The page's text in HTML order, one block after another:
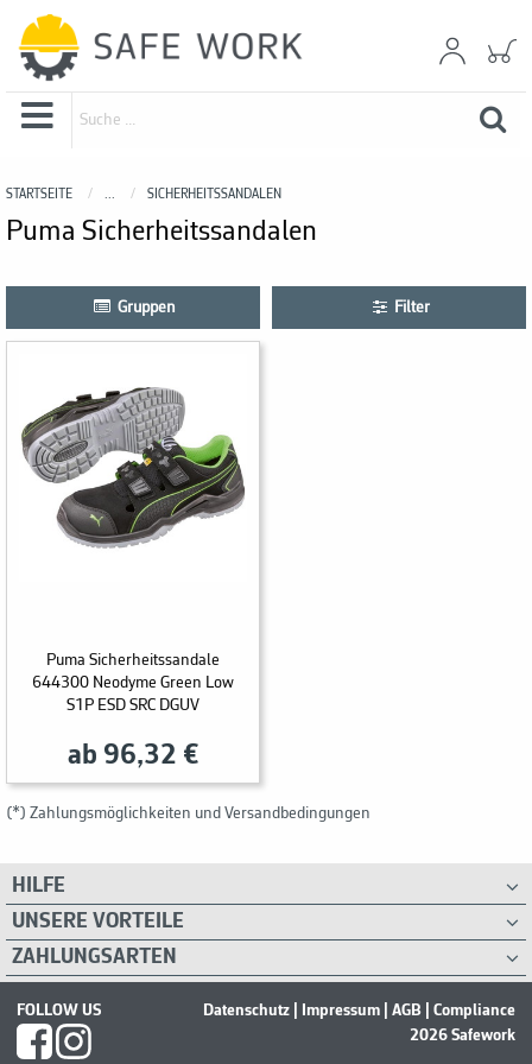
STARTSEITE ... SICHERHEITSSANDALEN
Puma Sicherheitssandalen
Gruppen Filter
Puma Sicherheitssandale
644300 Neodyme Green Low
S1P ESD SRC DGUV
ab 96,32 €
(*) Zahlungsmöglichkeiten und Versandbedingungen
HILFE
UNSERE VORTEILE
ZAHLUNGSARTEN
FOLLOW US Datenschutz Impressum AGB
Compliance
2026 Safework